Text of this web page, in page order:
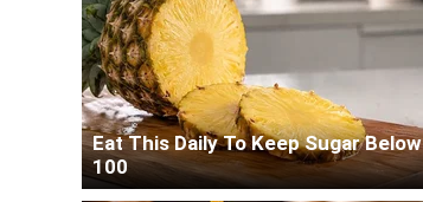
Eat This Daily To Keep Sugar Below
100